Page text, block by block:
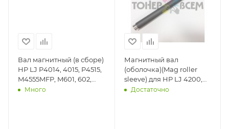
Вал магнитный (в сборе)
HP LJ P4014, 4015, P4515,
M4555MFP, M601, 602,
603 (DV) - DV-MR-H4015
Много
Магнитный вал
(оболочка)(Mag roller
sleeve) для HP LJ 4200,
4300 (Q1338, 1339, 5942,
Достаточно